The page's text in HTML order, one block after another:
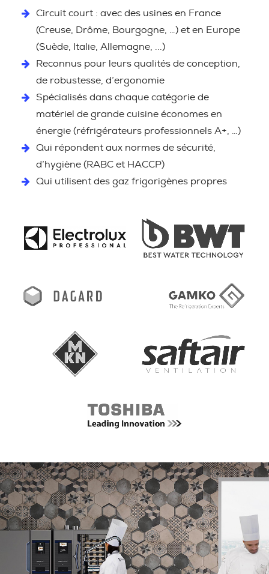
Circuit court : avec des usines en France
(Creuse, Drôme, Bourgogne, …) et en Europe
(Suède, Italie, Allemagne, ...)
Reconnus pour leurs qualités de conception,
de robustesse, d’ergonomie
Spécialisés dans chaque catégorie de
matériel de grande cuisine économes en
énergie (réfrigérateurs professionnels A+, …)
Qui répondent aux normes de sécurité,
d’hygiène (RABC et HACCP)
Qui utilisent des gaz frigorigènes propres